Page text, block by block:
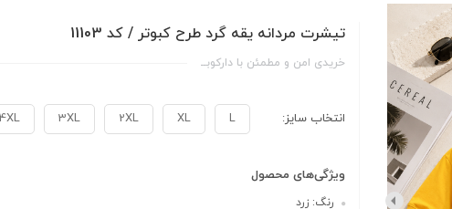
تیشرت مردانه یقه گرد طرح کبوتر / کد 11103
خریدی امن و مطمئن با دارکوبــ
انتخاب سایز: L
XL
2XL
3XL
4XL
ویژگی‌های محصول
رنگ: زرد